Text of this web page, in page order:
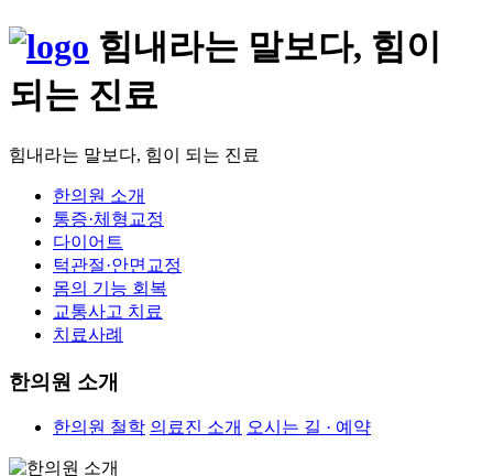
힘내라는 말보다, 힘이
되는 진료
힘내라는 말보다, 힘이 되는 진료
한의원 소개
통증·체형교정
다이어트
턱관절·안면교정
몸의 기능 회복
교통사고 치료
치료사례
한의원 소개
한의원 철학 의료진 소개 오시는 길 · 예약